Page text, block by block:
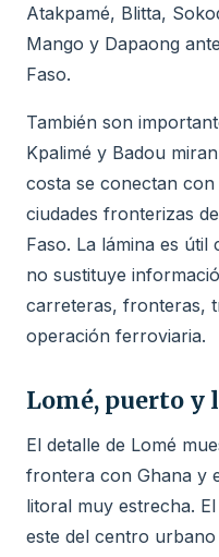
Atakpamé, Blitta,
Mango y Dapaong
Faso.
También son
Kpalimé y Badou
costa se conectan
ciudades fronterizas
Faso. La lámina es
no sustituye
carreteras, fronteras,
operación ferroviaria.
Lomé, puerto y
El detalle de Lomé
frontera con Ghana y
litoral muy estrecha.
este del centro